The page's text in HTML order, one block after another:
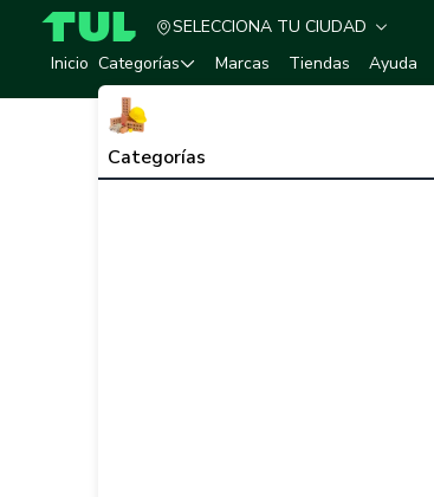
TUL - Tu Marketplace de Construcción
SELECCIONA TU CIUDAD
Inicio Categorías
Categorías
Marcas Tiendas Ayuda
Herramientas,